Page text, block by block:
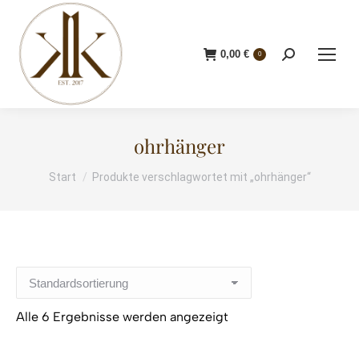
0,00 € 0 Search:
ohrhänger
Sie befinden sich hier:
Start Produkte verschlagwortet mit „ohrhänger“
Alle 6 Ergebnisse werden angezeigt